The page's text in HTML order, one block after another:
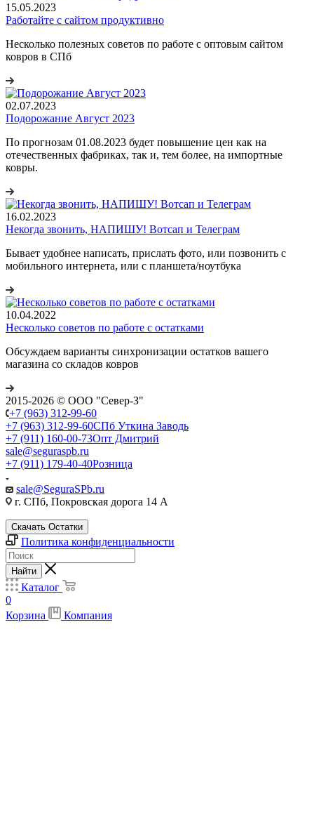
15.05.2023
Работайте с сайтом продуктивно
Несколько полезных советов по работе с оптовым сайтом
ковров в СПб
02.07.2023
Подорожание Август 2023
По прогнозам 01.08.2023 будет повышение цен как на
отечественных фабриках, так и, тем более, на импортные
ковры.
16.02.2023
Некогда звонить, НАПИШУ! Вотсап и Телеграм
Бывает удобнее написать, прислать фото, или позвонить с
мобильного интернета, или с планшета/ноутбука
10.04.2022
Несколько советов по работе с остатками
Обсуждаем варианты синхронизации остатков вашего
магазина со складов ковров
2015-2026 © ООО "Север-З"
+7 (963) 312-99-60
+7 (963) 312-99-60СПб Уткина Заводь
+7 (911) 160-00-73Опт Дмитрий
sale@seguraspb.ru
+7 (911) 179-40-40Розница
sale@SeguraSPb.ru
г. СПб, Покровская дорога 14 А
Скачать Остатки
Политика конфиденциальности
Найти
Каталог
0
Корзина
Компания